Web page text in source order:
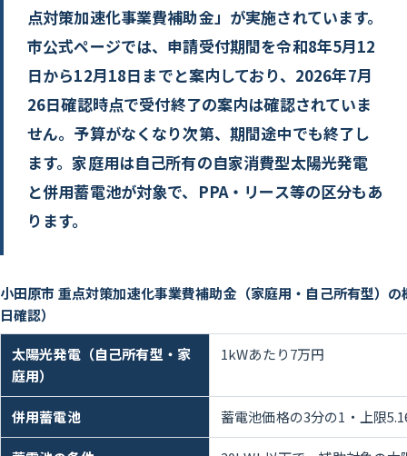
点対策加速化事業費補助金」が実施されています。
市公式ページでは、申請受付期間を令和8年5月12
日から12月18日までと案内しており、2026年7月
26日確認時点で受付終了の案内は確認されていま
せん。予算がなくなり次第、期間途中でも終了し
ます。家庭用は自己所有の自家消費型太陽光発電
と併用蓄電池が対象で、PPA・リース等の区分もあ
ります。
小田原市 重点対策加速化事業費補助金（家庭用・自己所有型）
日確認）
太陽光発電（自己所有型・家
庭用）
1kWあたり7万円
併用蓄電池 蓄電池価格の3分の1・上限